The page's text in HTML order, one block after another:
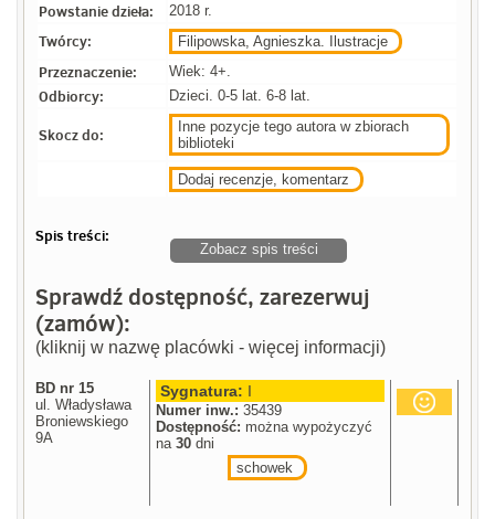
Powstanie dzieła: 2018 r.
Twórcy: Filipowska, Agnieszka. Ilustracje
Przeznaczenie: Wiek: 4+.
Odbiorcy: Dzieci. 0-5 lat. 6-8 lat.
Skocz do:
Inne pozycje tego autora w zbiorach
biblioteki
Dodaj recenzje, komentarz
Spis treści:
Zobacz spis treści
Sprawdź dostępność, zarezerwuj
(zamów):
(kliknij w nazwę placówki - więcej informacji)
BD nr 15
ul. Władysława
Broniewskiego
9A
Sygnatura: I
Numer inw.: 35439
Dostępność: można wypożyczyć
na30 dni
schowek